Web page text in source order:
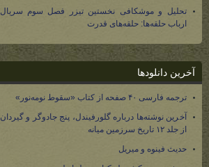
تحلیل و موشکافی نخستین تیزر فصل سوم سریال
ارباب حلقه‌ها: حلقه‌های قدرت
آخرین دانلودها
ترجمه فارسی ۴۰ صفحه از کتاب «سقوط نومه‌نور»
آخرین نوشته‌ها درباره گلورفیندل، پنج جادوگر و گیردان
از جلد ۱۲ تاریخ سرزمین میانه
حدیث فینوه و میریل